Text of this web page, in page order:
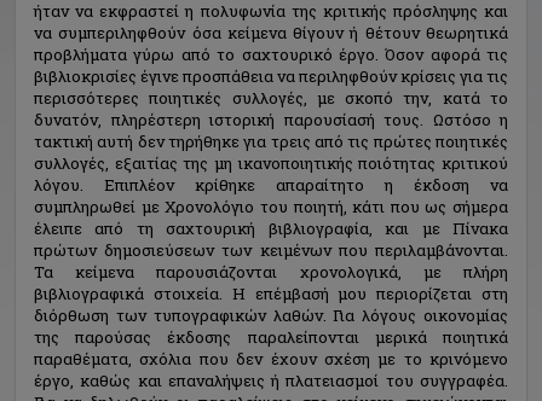
ήταν να εκφραστεί η πολυφωνία της κριτικής πρόσληψης και
να συμπεριληφθούν όσα κείμενα θίγουν ή θέτουν θεωρητικά
προβλήματα γύρω από το σαχτουρικό έργο. Όσον αφορά τις
βιβλιοκρισίες έγινε προσπάθεια να περιληφθούν κρίσεις για τις
περισσότερες ποιητικές συλλογές, με σκοπό την, κατά το
δυνατόν, πληρέστερη ιστορική παρουσίασή τους. Ωστόσο η
τακτική αυτή δεν τηρήθηκε για τρεις από τις πρώτες ποιητικές
συλλογές, εξαιτίας της μη ικανοποιητικής ποιότητας κριτικού
λόγου. Επιπλέον κρίθηκε απαραίτητο η έκδοση να
συμπληρωθεί με Χρονολόγιο του ποιητή, κάτι που ως σήμερα
έλειπε από τη σαχτουρική βιβλιογραφία, και με Πίνακα
πρώτων δημοσιεύσεων των κειμένων που περιλαμβάνονται.
Τα κείμενα παρουσιάζονται χρονολογικά, με πλήρη
βιβλιογραφικά στοιχεία. Η επέμβασή μου περιορίζεται στη
διόρθωση των τυπογραφικών λαθών. Για λόγους οικονομίας
της παρούσας έκδοσης παραλείπονται μερικά ποιητικά
παραθέματα, σχόλια που δεν έχουν σχέση με το κρινόμενο
έργο, καθώς και επαναλήψεις ή πλατειασμοί του συγγραφέα.